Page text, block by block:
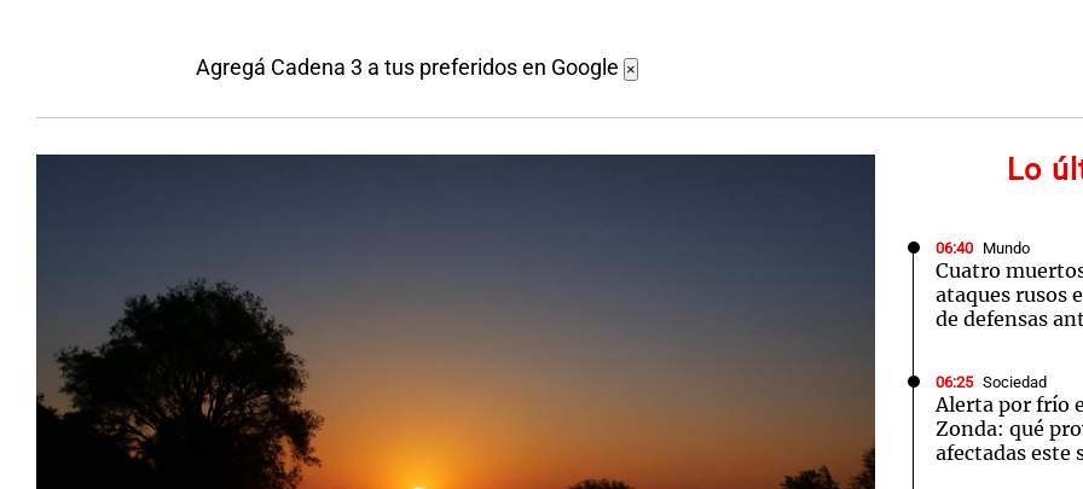
Agregá Cadena 3 a tus preferidos en Google ×
Lo
06:40 Mundo
Cuatro
ataques rusos
de defensas
06:25 Sociedad
Alerta por frío
Zonda: qué
afectadas este